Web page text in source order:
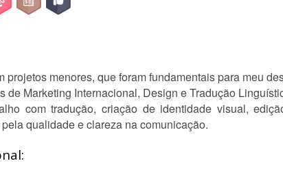
menores, que foram fundamentais para meu
de Marketing Internacional, Design e Tradução
com tradução, criação de identidade visual,
qualidade e clareza na comunicação.